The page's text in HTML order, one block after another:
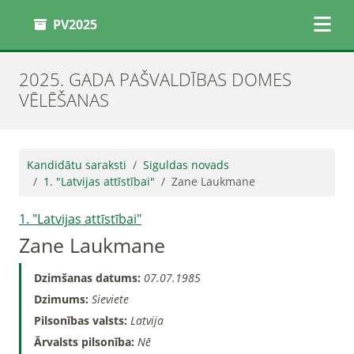
PV2025
2025. GADA PAŠVALDĪBAS DOMES
VĒLĒŠANAS
Kandidātu saraksti
Siguldas novads
1. "Latvijas attīstībai"
Zane Laukmane
1. "Latvijas attīstībai"
Zane Laukmane
Dzimšanas datums: 07.07.1985
Dzimums: Sieviete
Pilsonības valsts: Latvija
Ārvalsts pilsonība: Nē